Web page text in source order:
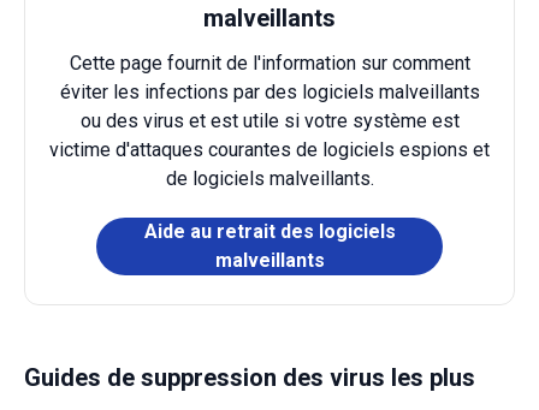
malveillants
Cette page fournit de l'information sur comment
éviter les infections par des logiciels malveillants
ou des virus et est utile si votre système est
victime d'attaques courantes de logiciels espions et
de logiciels malveillants.
Aide au retrait des logiciels
malveillants
Guides de suppression des virus les plus